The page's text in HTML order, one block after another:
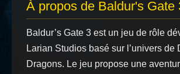
À propos de Baldur's Gate
Baldur’s Gate 3 est un jeu de rôle
Larian Studios basé sur l’univers de
Dragons. Le jeu propose une